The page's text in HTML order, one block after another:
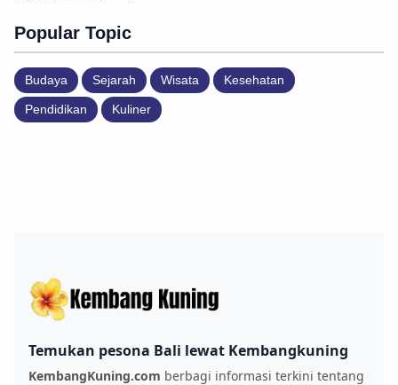
Popular Topic
Budaya Sejarah Wisata Kesehatan
Pendidikan Kuliner
Temukan pesona Bali lewat Kembangkuning
KembangKuning.com berbagi informasi terkini tentang